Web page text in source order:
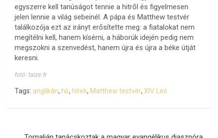
egyszerre kell tanúságot tennie a hitről és figyelmesen
jelen lennie a világ sebeinél. A pápa és Matthew testvér
találkozója ezt az irányt erősítette meg: a fiatalokat nem
megítélni kell, hanem kísérni, a háborúk idején pedig nem
megszokni a szenvedést, hanem újra és újra a béke útját
keresni.
fotó: taize.fr
Tags: anglikán, hír, hírek, Matthew testvér, XIV. Leó